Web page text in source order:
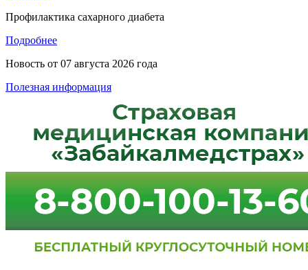
Профилактика сахарного диабета
Подробнее
Новость от 07 августа 2026 года
Полезная информация